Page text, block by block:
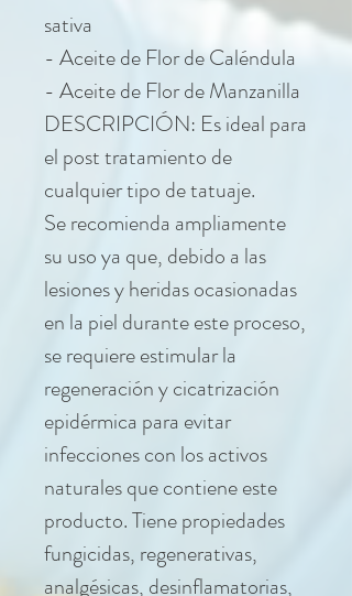
sativa
- Aceite de Flor de Caléndula
- Aceite de Flor de Manzanilla
DESCRIPCIÓN: Es ideal para
el post tratamiento de
cualquier tipo de tatuaje.
Se recomienda ampliamente
su uso ya que, debido a las
lesiones y heridas ocasionadas
en la piel durante este proceso,
se requiere estimular la
regeneración y cicatrización
epidérmica para evitar
infecciones con los activos
naturales que contiene este
producto. Tiene propiedades
fungicidas, regenerativas,
analgésicas, desinflamatorias,